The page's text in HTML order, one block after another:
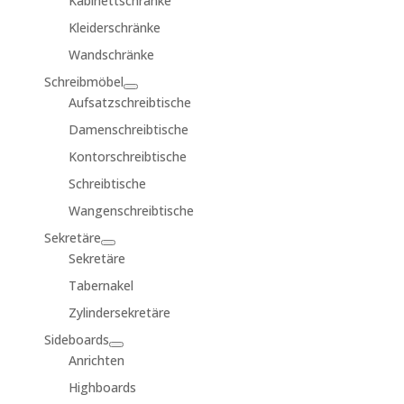
Kleiderschränke
Wandschränke
Schreibmöbel
Aufsatzschreibtische
Damenschreibtische
Kontorschreibtische
Schreibtische
Wangenschreibtische
Sekretäre
Sekretäre
Tabernakel
Zylindersekretäre
Sideboards
Anrichten
Highboards